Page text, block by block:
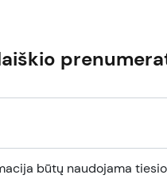
būtų naudojama